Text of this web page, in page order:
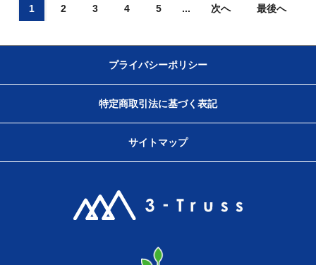
1 2 3 4 5 ... 次へ 最後へ
プライバシーポリシー
特定商取引法に基づく表記
サイトマップ